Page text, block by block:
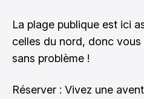
La plage publique est ici
celles du nord, donc
sans problème !
Réserver : Vivez une